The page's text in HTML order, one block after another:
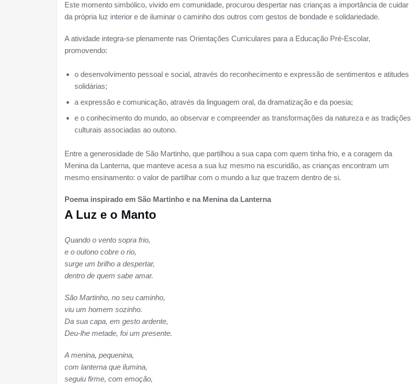
Este momento simbólico, vivido em comunidade, procurou despertar nas crianças a importância de cuidar
da própria luz interior e de iluminar o caminho dos outros com gestos de bondade e solidariedade.
A atividade integra-se plenamente nas Orientações Curriculares para a Educação Pré-Escolar,
promovendo:
o desenvolvimento pessoal e social, através do reconhecimento e expressão de sentimentos e atitudes
solidárias;
a expressão e comunicação, através da linguagem oral, da dramatização e da poesia;
e o conhecimento do mundo, ao observar e compreender as transformações da natureza e as tradições
culturais associadas ao outono.
Entre a generosidade de São Martinho, que partilhou a sua capa com quem tinha frio, e a coragem da
Menina da Lanterna, que manteve acesa a sua luz mesmo na escuridão, as crianças encontram um
mesmo ensinamento: o valor de partilhar com o mundo a luz que trazem dentro de si.
Poema inspirado em São Martinho e na Menina da Lanterna
A Luz e o Manto
Quando o vento sopra frio,
e o outono cobre o rio,
surge um brilho a despertar,
dentro de quem sabe amar.
São Martinho, no seu caminho,
viu um homem sozinho.
Da sua capa, em gesto ardente,
Deu-lhe metade, foi um presente.
A menina, pequenina,
com lanterna que ilumina,
seguiu firme, com emoção,